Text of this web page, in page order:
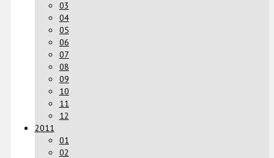
03
04
05
06
07
08
09
10
11
12
2011
01
02